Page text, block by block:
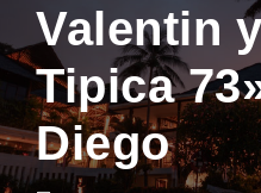
Valentin
Tipica
Diego